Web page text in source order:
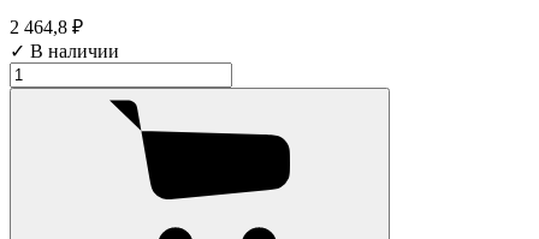
2 464,8 ₽
✓ В наличии